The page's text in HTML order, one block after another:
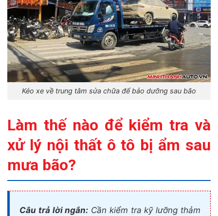
Kéo xe về trung tâm sửa chữa để bảo dưỡng sau bão
Làm thế nào để kiểm tra và
xử lý nội thất ô tô bị ẩm sau
mưa bão?
Câu trả lời ngắn: Cần kiểm tra kỹ lưỡng thảm